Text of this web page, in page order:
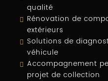
qualité
Rénovation de
extérieurs
Solutions de
véhicule
Accompagnement
projet de collection